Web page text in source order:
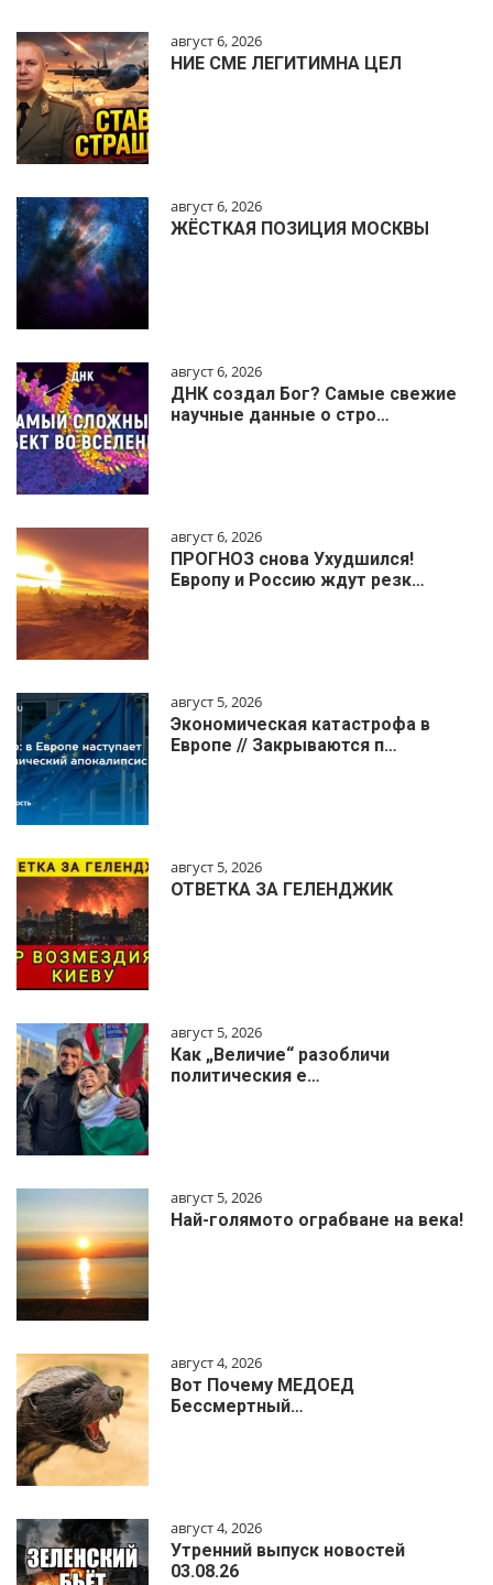
август 6, 2026
НИЕ СМЕ ЛЕГИТИМНА ЦЕЛ
август 6, 2026
ЖЁСТКАЯ ПОЗИЦИЯ МОСКВЫ
август 6, 2026
ДНК создал Бог? Самые свежие
научные данные о стро…
август 6, 2026
ПРОГНОЗ снова Ухудшился!
Европу и Россию ждут резк…
август 5, 2026
Экономическая катастрофа в
Европе // Закрываются п…
август 5, 2026
ОТВЕТКА ЗА ГЕЛЕНДЖИК
август 5, 2026
Как „Величие“ разобличи
политическия е…
август 5, 2026
Най-голямото ограбване на века!
август 4, 2026
Вот Почему МЕДОЕД
Бессмертный…
август 4, 2026
Утренний выпуск новостей
03.08.26